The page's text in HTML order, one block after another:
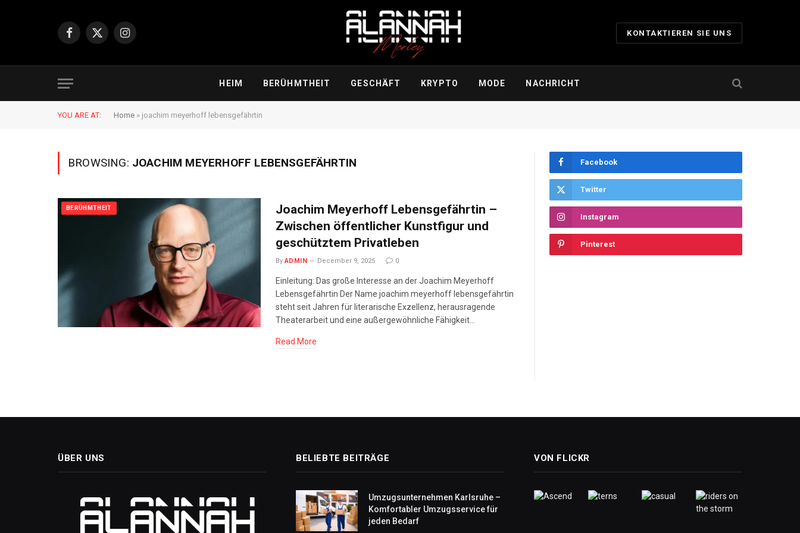
Facebook
X
Instagram
KONTAKTIEREN SIE UNS
HEIM BERÜHMTHEIT GESCHÄFT KRYPTO MODE NACHRICHT
YOU ARE AT: Home » joachim meyerhoff lebensgefährtin
BROWSING: JOACHIM MEYERHOFF LEBENSGEFÄHRTIN
BERÜHMTHEIT
Joachim Meyerhoff Lebensgefährtin –
Zwischen öffentlicher Kunstfigur und
geschütztem Privatleben
By ADMIN December 9, 2025 0
Einleitung: Das große Interesse an der Joachim Meyerhoff
Lebensgefährtin Der Name joachim meyerhoff lebensgefährtin
steht seit Jahren für literarische Exzellenz, herausragende
Theaterarbeit und eine außergewöhnliche Fähigkeit…
Read More
Facebook
Twitter
Instagram
Pinterest
ÜBER UNS BELIEBTE BEITRÄGE
Umzugsunternehmen Karlsruhe –
Komfortabler Umzugsservice für
jeden Bedarf
VON FLICKR